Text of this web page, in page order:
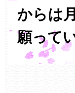
からは
願って